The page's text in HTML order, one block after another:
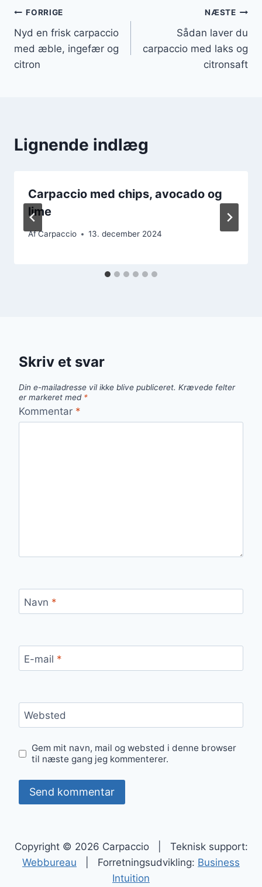
Indlægsnavigation
FORRIGE
Nyd en frisk carpaccio
med æble, ingefær og
citron
NÆSTE
Sådan laver du
carpaccio med laks og
citronsaft
Lignende indlæg
Carpaccio med chips, avocado og
lime
AfCarpaccio 13. december 2024
Skriv et svar
Din e-mailadresse vil ikke blive publiceret. Krævede felter
er markeret med *
Kommentar *
Navn *
E-mail *
Websted
Gem mit navn, mail og websted i denne browser
til næste gang jeg kommenterer.
Copyright © 2026 Carpaccio | Teknisk support:
Webbureau | Forretningsudvikling: Business
Intuition